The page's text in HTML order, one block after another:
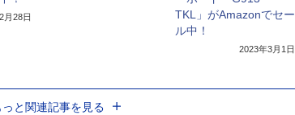
月28日
TKL」がAmazonでセー
ル中！
2023年3月1日
と関連記事を見る